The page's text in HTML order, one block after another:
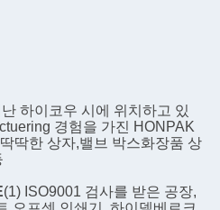
하이코우 시에 위치하고 있
경험을 가진 HONPAK
딱한 상자,밸브 박스화장품 상
(1) ISO9001 검사를 받은 공장,